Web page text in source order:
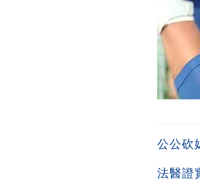
公公砍
法醫證